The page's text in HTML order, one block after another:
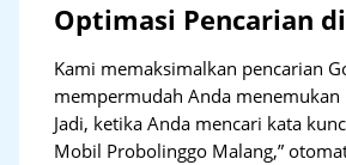
Optimasi Pencarian
Kami memaksimalkan pencarian
mempermudah Anda menemukan
Jadi, ketika Anda mencari kata
Mobil Probolinggo Malang,”